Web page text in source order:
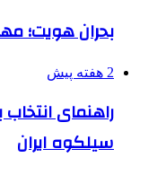
بحران هویت؛
2 هفته پیش
راهنمای انتخاب
سیلکوه ایران